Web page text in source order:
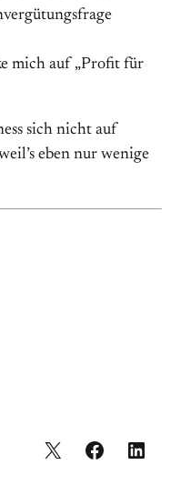
mich auf „Profit für
sich nicht auf
eben nur wenige